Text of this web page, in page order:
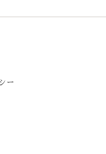
ー